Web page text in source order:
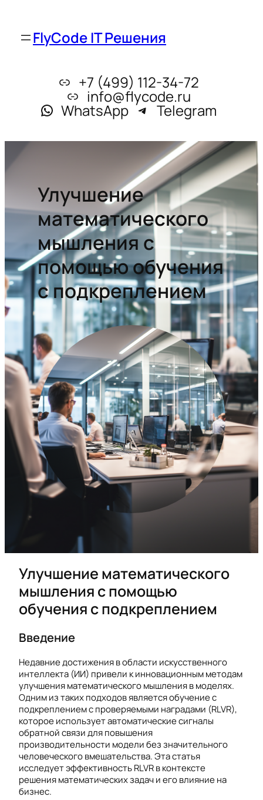
FlyCode IT Решения
+7 (499) 112-34-72
info@flycode.ru
WhatsApp Telegram
Улучшение
математического
мышления с
помощью обучения
с подкреплением
Улучшение математического
мышления с помощью
обучения с подкреплением
Введение
Недавние достижения в области искусственного
интеллекта (ИИ) привели к инновационным методам
улучшения математического мышления в моделях.
Одним из таких подходов является обучение с
подкреплением с проверяемыми наградами (RLVR),
которое использует автоматические сигналы
обратной связи для повышения
производительности модели без значительного
человеческого вмешательства. Эта статья
исследует эффективность RLVR в контексте
решения математических задач и его влияние на
бизнес.